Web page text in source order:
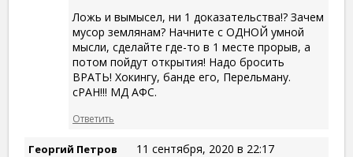
Ложь и вымысел, ни 1 доказательства!? Зачем
мусор землянам? Начните с ОДНОЙ умной
мысли, сделайте где-то в 1 месте прорыв, а
потом пойдут открытия! Надо бросить
ВРАТЬ! Хокингу, банде его, Перельману.
сРАН!!! МД АФС.
Ответить
Георгий Петров
11 сентября, 2020 в 22:17